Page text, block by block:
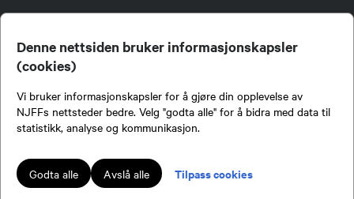
Denne nettsiden bruker informasjonskapsler
(cookies)
Vi bruker informasjonskapsler for å gjøre din opplevelse av
NJFFs nettsteder bedre. Velg "godta alle" for å bidra med data til
statistikk, analyse og kommunikasjon.
Godta alle Avslå alle Tilpass cookies
jegere og sportsfiskere og et av de viktigste miljøene for formidling av kunnskap om jakt og
fiske i Norge. Vi er en partipolitisk nøytral organisasjon, men har et sterkt jakt-, fiske-, og
naturpolitisk engasjement i mange saker.
Lokalforeninger tilsluttet Norges Jeger- og Fiskerforbund har ansvar for innhold de
publiserer på njff.no.